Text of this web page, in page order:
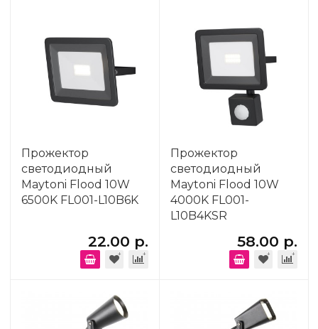
Прожектор
светодиодный
Maytoni Flood 10W
6500K FL001-L10B6K
22.00 р.
Прожектор
светодиодный
Maytoni Flood 10W
4000K FL001-
L10B4KSR
58.00 р.